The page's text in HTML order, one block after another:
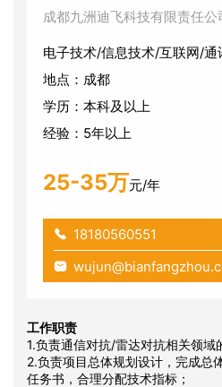
成都九洲迪飞科技有限责任公
电子技术/信息技术/互联网/通
地点：成都
学历：本科及以上
经验：5年以上
25-35万元/年
18180560551
工作职责
1.负责通信对抗/雷达对抗相关领域
2.负责项目总体规划设计，完成总
任务书，合理分配技术指标；